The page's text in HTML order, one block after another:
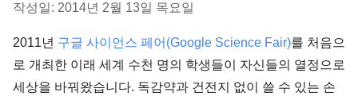
작성일: 2014년 2월 13일 목요일
2011년 구글 사이언스 페어(Google Science Fair)를 처음으
로 개최한 이래 세계 수천 명의 학생들이 자신들의 열정으로
세상을 바꿔왔습니다. 독감약과 건전지 없이 쓸 수 있는 손